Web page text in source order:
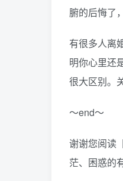
腑的后悔了
有很多人离
明你心里还
很大区别。
～end～
谢谢您阅读
茫、困惑的